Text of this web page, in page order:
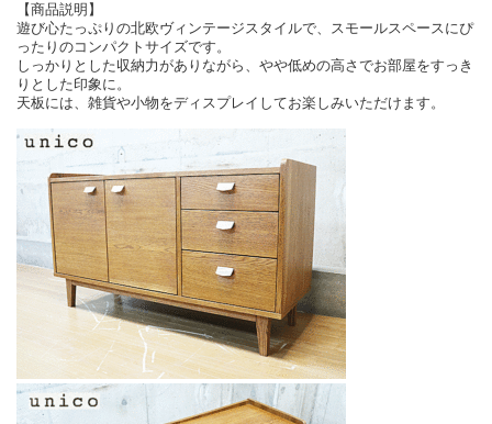
【商品説明】
遊び心たっぷりの北欧ヴィンテージスタイルで、スモールスペースにぴ
ったりのコンパクトサイズです。
しっかりとした収納力がありながら、やや低めの高さでお部屋をすっき
りとした印象に。
天板には、雑貨や小物をディスプレイしてお楽しみいただけます。